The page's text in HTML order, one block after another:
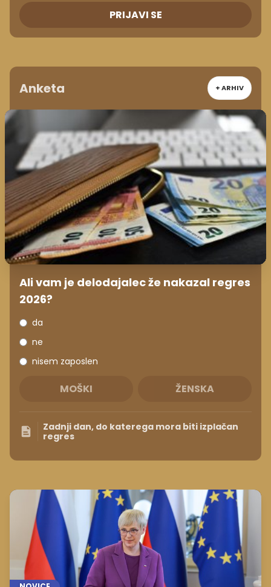
PRIJAVI SE
Anketa + ARHIV
Ali vam je delodajalec že nakazal regres
2026?
da
ne
nisem zaposlen
MOŠKI ŽENSKA
Zadnji dan, do katerega mora biti izplačan
regres